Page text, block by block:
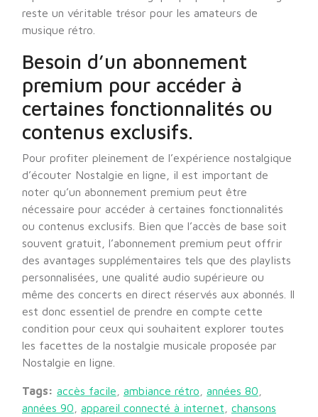
reste un véritable trésor pour les amateurs de
musique rétro.
Besoin d’un abonnement
premium pour accéder à
certaines fonctionnalités ou
contenus exclusifs.
Pour profiter pleinement de l’expérience nostalgique
d’écouter Nostalgie en ligne, il est important de
noter qu’un abonnement premium peut être
nécessaire pour accéder à certaines fonctionnalités
ou contenus exclusifs. Bien que l’accès de base soit
souvent gratuit, l’abonnement premium peut offrir
des avantages supplémentaires tels que des playlists
personnalisées, une qualité audio supérieure ou
même des concerts en direct réservés aux abonnés. Il
est donc essentiel de prendre en compte cette
condition pour ceux qui souhaitent explorer toutes
les facettes de la nostalgie musicale proposée par
Nostalgie en ligne.
Tags: accès facile ambiance rétro années 80
années 90
appareil connecté à internet
chansons